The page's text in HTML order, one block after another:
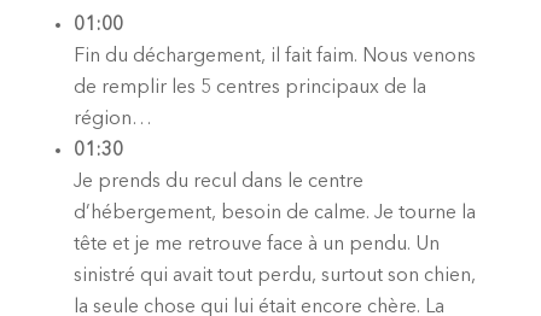
01:00
Fin du déchargement, il fait faim. Nous venons
de remplir les 5 centres principaux de la
région…
01:30
Je prends du recul dans le centre
d’hébergement, besoin de calme. Je tourne la
tête et je me retrouve face à un pendu. Un
sinistré qui avait tout perdu, surtout son chien,
la seule chose qui lui était encore chère. La